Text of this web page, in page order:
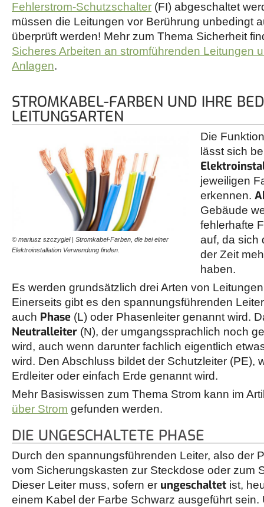
Fehlerstrom-Schutzschalter (FI) abgeschaltet
müssen die Leitungen vor Berührung unbedingt
überprüft werden! Mehr zum Thema Sicherheit
Sicheres Arbeiten an stromführenden Leitungen
Anlagen.
STROMKABEL-FARBEN UND IHRE
LEITUNGSARTEN
© mariusz szczygieł | Stromkabel-Farben, die bei einer
Elektroinstallation Verwendung finden.
Die
lässt sich
jeweiligen
erkennen.
Gebäude
fehlerhafte
auf, da sich
der Zeit
haben.
Es werden grundsätzlich drei Arten von
Einerseits gibt es den spannungsführenden
auch Phase (L) oder Phasenleiter genannt wird.
Neutralleiter (N), der umgangssprachlich noch
wird, auch wenn darunter fachlich eigentlich
wird. Den Abschluss bildet der Schutzleiter (PE),
Erdleiter oder einfach Erde genannt wird.
Mehr Basiswissen zum Thema Strom kann im
über Strom gefunden werden.
DIE UNGESCHALTETE PHASE
Durch den spannungsführenden Leiter, also der
vom Sicherungskasten zur Steckdose oder zum
Dieser Leiter muss, sofern er ungeschaltet ist,
einem Kabel der Farbe Schwarz ausgeführt